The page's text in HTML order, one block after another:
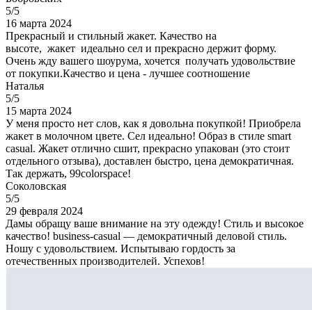
5/5
16 марта 2024
Прекрасный и стильный жакет. Качество на
высоте, жакет идеально сел и прекрасно держит форму.
Очень жду вашего шоурума, хочется получать удовольствие
от покупки.Качество и цена - лучшее соотношение
Наталья
5/5
15 марта 2024
У меня просто нет слов, как я довольна покупкой! Приобрела
жакет в молочном цвете. Сел идеально! Образ в стиле smart
casual. Жакет отлично сшит, прекрасно упакован (это стоит
отдельного отзыва), доставлен быстро, цена демократичная.
Так держать, 99colorspace!
Соколовская
5/5
29 февраля 2024
Дамы обращу ваше внимание на эту одежду! Стиль и высокое
качество! business-casual — демократичный деловой стиль.
Ношу с удовольствием. Испытываю гордость за
отечественных производителей. Успехов!